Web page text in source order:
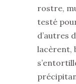
rostre,
testé
d’autres
lacèrent,